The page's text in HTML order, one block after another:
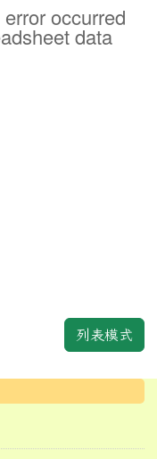
occurred
data
列表模式